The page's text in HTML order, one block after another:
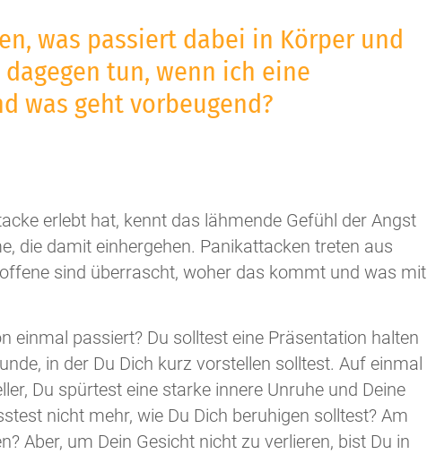
was passiert dabei in Körper und
dagegen tun, wenn ich eine
was geht vorbeugend?
erlebt hat, kennt das lähmende Gefühl der Angst
die damit einhergehen. Panikattacken treten aus
sind überrascht, woher das kommt und was mit
einmal passiert? Du solltest eine Präsentation halten
in der Du Dich kurz vorstellen solltest. Auf einmal
Du spürtest eine starke innere Unruhe und Deine
nicht mehr, wie Du Dich beruhigen solltest? Am
Aber, um Dein Gesicht nicht zu verlieren, bist Du in